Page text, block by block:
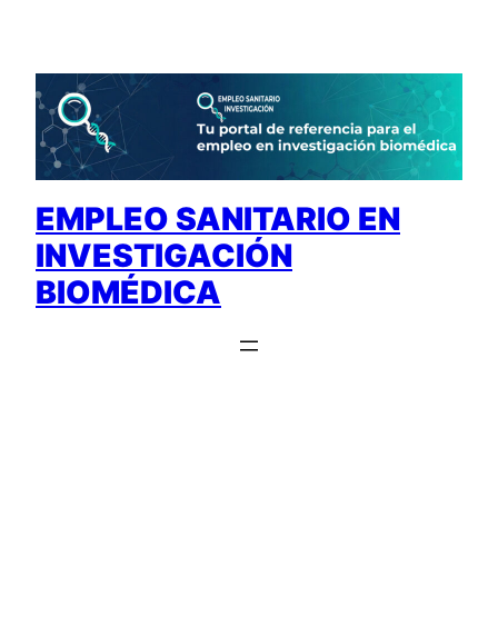
contenido
EMPLEO SANITARIO EN
INVESTIGACIÓN
BIOMÉDICA